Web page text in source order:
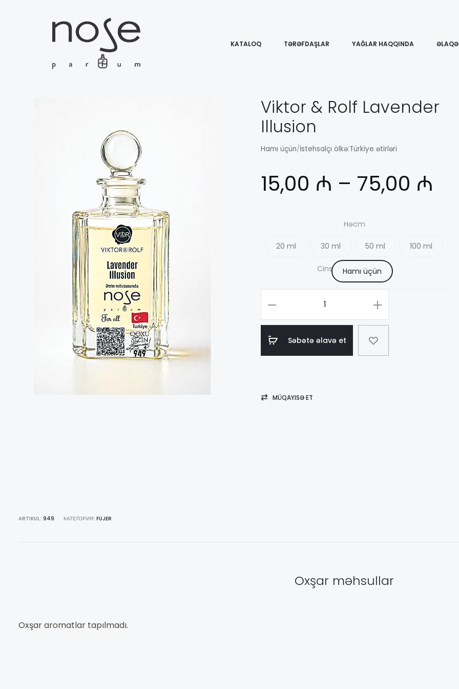
KATALOQ TƏRƏFDAŞLAR YAĞLAR HAQQINDA ƏLAQƏ
Viktor & Rolf Lavender
Illusion
Hamı üçün/İstehsalçı ölkə:Türkiye ətirləri
15,00 ₼ – 75,00 ₼
Həcm
20 ml 30 ml 50 ml 100 ml
Cins Hamı üçün
sayı
Viktor
&
Illusion
Səbətə əlavə et
MÜQAYISƏ ET
ARTIKUL: 949 КАТЕГОРИЯ: FUJER
Oxşar məhsullar
Oxşar aromatlar tapılmadı.